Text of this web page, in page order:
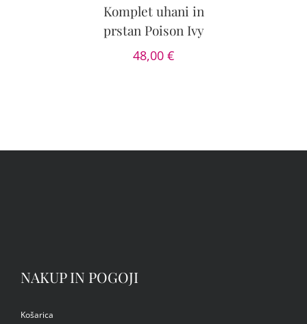
Komplet uhani in
prstan Poison Ivy
48,00 €
NAKUP IN POGOJI
Košarica